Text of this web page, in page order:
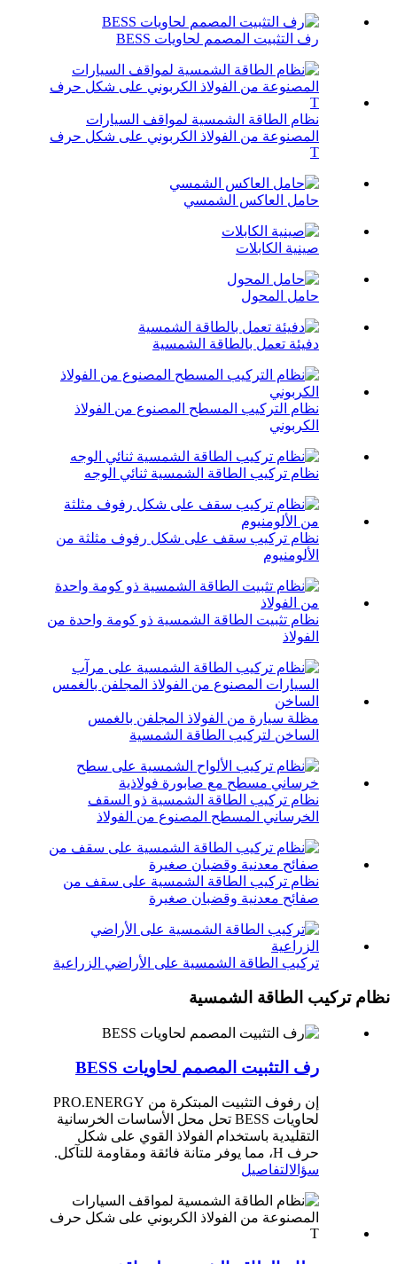
رف التثبيت المصمم لحاويات BESS
نظام الطاقة الشمسية لمواقف السيارات
المصنوعة من الفولاذ الكربوني على شكل حرف
T
حامل العاكس الشمسي
صينية الكابلات
حامل المحول
دفيئة تعمل بالطاقة الشمسية
نظام التركيب المسطح المصنوع من الفولاذ
الكربوني
نظام تركيب الطاقة الشمسية ثنائي الوجه
نظام تركيب سقف على شكل رفوف مثلثة من
الألومنيوم
نظام تثبيت الطاقة الشمسية ذو كومة واحدة من
الفولاذ
مظلة سيارة من الفولاذ المجلفن بالغمس
الساخن لتركيب الطاقة الشمسية
نظام تركيب الطاقة الشمسية ذو السقف
الخرساني المسطح المصنوع من الفولاذ
نظام تركيب الطاقة الشمسية على سقف من
صفائح معدنية وقضبان صغيرة
تركيب الطاقة الشمسية على الأراضي الزراعية
نظام تركيب الطاقة الشمسية
رف التثبيت المصمم لحاويات BESS
إن رفوف التثبيت المبتكرة من PRO.ENERGY
لحاويات BESS تحل محل الأساسات الخرسانية
التقليدية باستخدام الفولاذ القوي على شكل
حرف H، مما يوفر متانة فائقة ومقاومة للتآكل.
سؤالالتفاصيل